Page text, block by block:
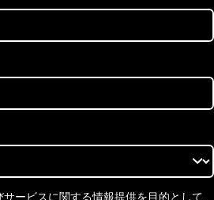
ービスに関する情報提供を目的として、